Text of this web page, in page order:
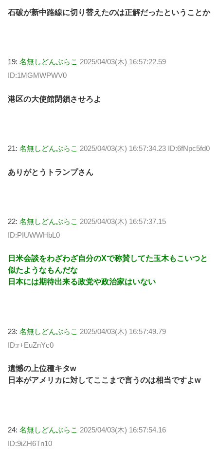
石破が新中路線に切り替えたのは正解だったということか
19: 名無しどんぶらこ 2025/04/03(木) 16:57:22.59
ID:1MGMWPWV0
港区の大使館閉鎖させろよ
21: 名無しどんぶらこ 2025/04/03(木) 16:57:34.23 ID:6fNpc5fd0
ありがとうトランプさん
22: 名無しどんぶらこ 2025/04/03(木) 16:57:37.15
ID:PIUWWHbL0
日米会談をわざわざ自分のXで称賛してた玉木もこいつと
似たようなもんだな
日本には期待出来る政党や政治家はいない
23: 名無しどんぶらこ 2025/04/03(木) 16:57:49.79
ID:r+EuZnYc0
遺憾の上位種キタw
日本がアメリカに対してここまで言うのは相当ですよw
24: 名無しどんぶらこ 2025/04/03(木) 16:57:54.16
ID:9iZH6Tn10